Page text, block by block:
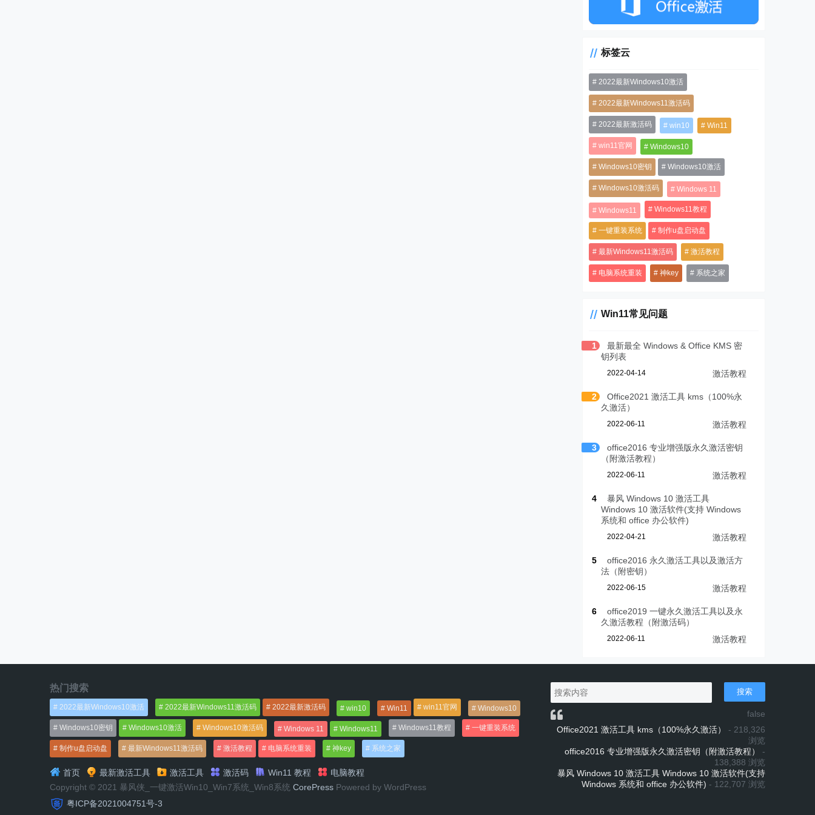
标签云
2022最新Windows10激活
2022最新Windows11激活码
2022最新激活码 win10 Win11
win11官网 Windows10
Windows10密钥 Windows10激活
Windows10激活码 Windows 11
Windows11 Windows11教程
一键重装系统 制作u盘启动盘
最新Windows11激活码 激活教程
电脑系统重装 神key 系统之家
Win11常见问题
1
最新最全 Windows & Office KMS 密
钥列表
2022-04-14 激活教程
2
Office2021 激活工具 kms（100%永
久激活）
2022-06-11 激活教程
3
office2016 专业增强版永久激活密钥
（附激活教程）
2022-06-11 激活教程
4
暴风 Windows 10 激活工具
Windows 10 激活软件(支持 Windows
系统和 office 办公软件)
2022-04-21 激活教程
5
office2016 永久激活工具以及激活方
法（附密钥）
2022-06-15 激活教程
6
office2019 一键永久激活工具以及永
久激活教程（附激活码）
2022-06-11 激活教程
热门搜索
2022最新Windows10激活 2022最新Windows11激活码 2022最新激活码 win10 Win11 win11官网 Windows10
Windows10密钥 Windows10激活 Windows10激活码 Windows 11 Windows11 Windows11教程 一键重装系统
制作u盘启动盘 最新Windows11激活码 激活教程 电脑系统重装 神key 系统之家
首页 最新激活工具 激活工具 激活码 Win11 教程
电脑教程
Copyright © 2021 暴风侠_一键激活Win10_Win7系统_Win8系统 CorePress Powered by WordPress
粤ICP备2021004751号-3
搜索
false
Office2021 激活工具 kms（100%永久激活）
- 218,326
浏览
office2016 专业增强版永久激活密钥（附激活教程）
-
138,388 浏览
暴风 Windows 10 激活工具 Windows 10 激活软件(支持
Windows 系统和 office 办公软件) - 122,707 浏览